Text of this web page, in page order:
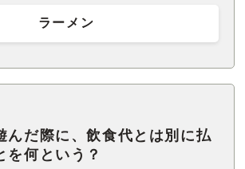
ラーメン
んだ際に、飲食代とは別に払
を何という？